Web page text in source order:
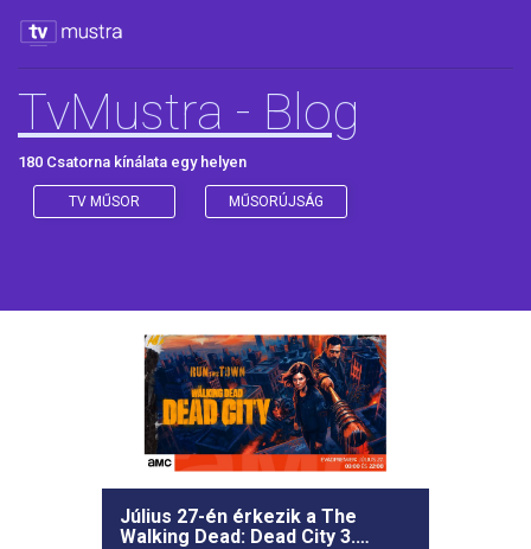
TvMustra - Blog
180 Csatorna kínálata egy helyen
TV MŰSOR MŰSORÚJSÁG
Július 27-én érkezik a The
Walking Dead: Dead City 3.